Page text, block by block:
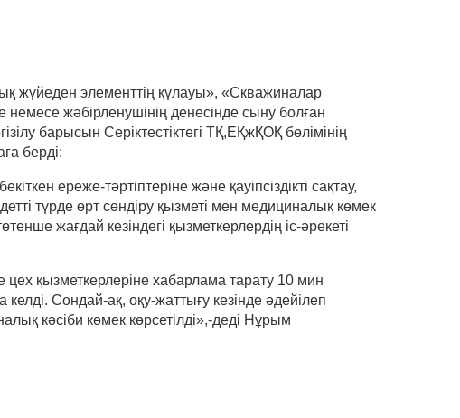
жүйеден элементтің құлауы», «Скважиналар
жәбірленушінің денесінде сыну болған
барысын Серіктестіктегі ТҚ,ЕҚжҚОҚ бөлімінің
берді:
ереже-тәртіптеріне және қауіпсіздікті сақтау,
түрде өрт сөндіру қызметі мен медициналық көмек
жағдай кезіндегі қызметкерлердің іс-әрекеті
қызметкерлеріне хабарлама тарату 10 мин
Сондай-ақ, оқу-жаттығу кезінде әдейілеп
кәсіби көмек көрсетілді»,-деді Нұрым